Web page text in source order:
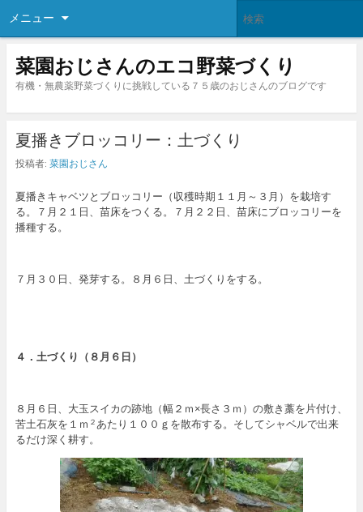
メニュー
菜園おじさんのエコ野菜づくり
有機・無農薬野菜づくりに挑戦している７５歳のおじさんのブログです
夏播きブロッコリー：土づくり
投稿者: 菜園おじさん
夏播きキャベツとブロッコリー（収穫時期１１月～３月）を栽培す
る。７月２１日、苗床をつくる。７月２２日、苗床にブロッコリーを
播種する。
７月３０日、発芽する。８月６日、土づくりをする。
４． 土づくり （８月６日）
８月６日、大玉スイカの跡地（幅２ｍ×長さ３ｍ）の敷き藁を片付け、
苦土石灰を１ｍ ２あたり１００ｇを散布する。そしてシャベルで出来
るだけ深く耕す。